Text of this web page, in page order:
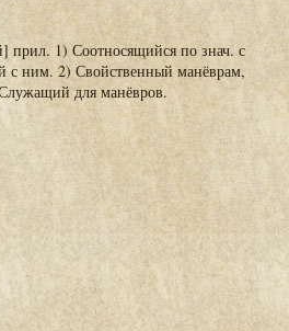
прил. 1) Соотносящийся по знач. с
с ним. 2) Свойственный манёврам,
для манёвров.